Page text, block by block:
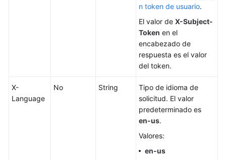
instancias
n token de usuario.
El valor de X-Subject-
Token en el
encabezado de
respuesta es el valor
del token.
X-
Language
No String
Tipo de idioma de
solicitud. El valor
predeterminado es
en-us.
Valores:
en-us